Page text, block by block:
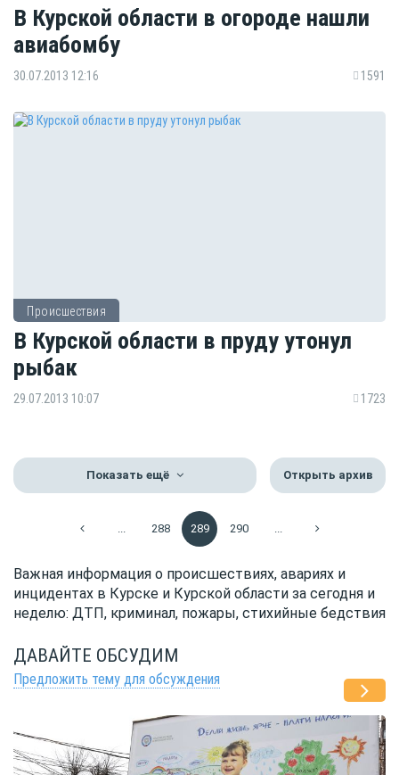
В Курской области в огороде нашли
авиабомбу
30.07.2013 12:16 1591
Происшествия
В Курской области в пруду утонул
рыбак
29.07.2013 10:07 1723
Показать ещё Открыть архив
288 289 290
Важная информация о происшествиях, авариях и
инцидентах в Курске и Курской области за сегодня и
неделю: ДТП, криминал, пожары, стихийные бедствия
ДАВАЙТЕ ОБСУДИМ
Предложить тему для обсуждения